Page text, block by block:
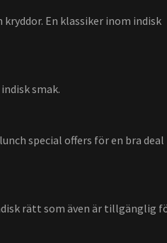
En klassiker inom indisk
smak.
special offers för en bra deal
rätt som även är tillgänglig